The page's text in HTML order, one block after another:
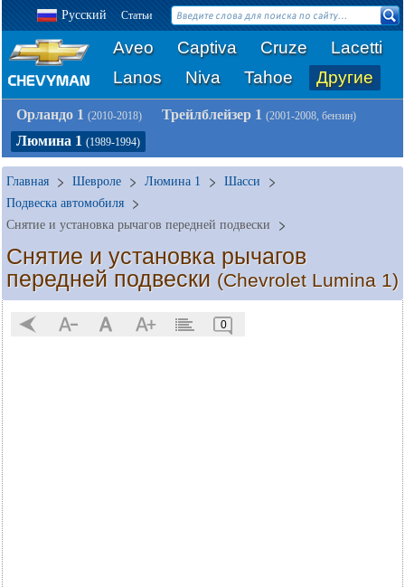
Русский Статьи
Aveo Captiva Cruze
Lacetti
Lanos
Niva Tahoe Другие
Орландо 1 (2010-2018) Трейлблейзер 1 (2001-2008, бензин)
Люмина 1 (1989-1994)
Главная Шевроле Люмина 1
Шасси
Подвеска автомобиля
Снятие и установка рычагов передней подвески
Снятие и установка рычагов
передней подвески (Chevrolet Lumina 1)
0